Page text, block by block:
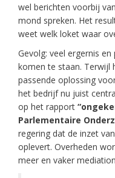
wel berichten voorbij
mond spreken. Het
weet welk loket waar
Gevolg: veel ergernis
komen te staan. Terwijl
passende oplossing
het bedrijf nu juist
op het rapport
Parlementaire
regering dat de inzet
oplevert. Overheden
meer en vaker